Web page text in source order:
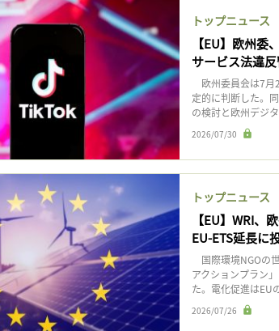
トップニュース
【EU】欧州
サービス法違
欧州委員会は7月
定的に判断した。
の検討と欧州デジ
2026/07/30
トップニュース
【EU】WRI、
EU-ETS延長に
国際環境NGOの
アクションプラン
た。電化促進はEU
2026/07/26